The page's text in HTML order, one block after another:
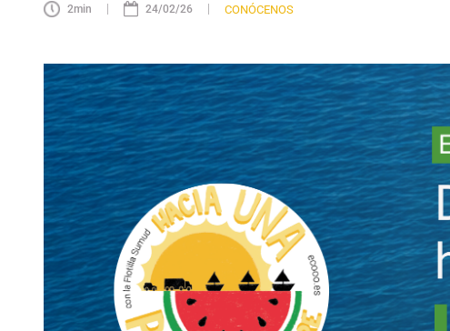
2min | 24/02/26 | CONÓCENOS